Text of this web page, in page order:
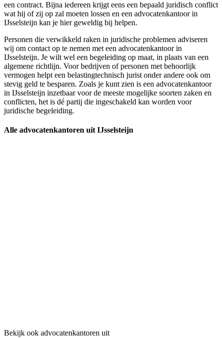
een contract. Bijna iedereen krijgt eens een bepaald juridisch conflict
wat hij of zij op zal moeten lossen en een advocatenkantoor in
IJsselsteijn kan je hier geweldig bij helpen.
Personen die verwikkeld raken in juridische problemen adviseren
wij om contact op te nemen met een advocatenkantoor in
IJsselsteijn. Je wilt wel een begeleiding op maat, in plaats van een
algemene richtlijn. Voor bedrijven of personen met behoorlijk
vermogen helpt een belastingtechnisch jurist onder andere ook om
stevig geld te besparen. Zoals je kunt zien is een advocatenkantoor
in IJsselsteijn inzetbaar voor de meeste mogelijke soorten zaken en
conflicten, het is dé partij die ingeschakeld kan worden voor
juridische begeleiding.
Alle advocatenkantoren uit IJsselsteijn
Bekijk ook advocatenkantoren uit